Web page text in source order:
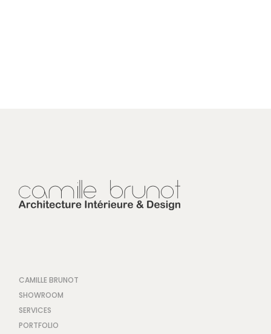
CAMILLE BRUNOT
SHOWROOM
SERVICES
PORTFOLIO